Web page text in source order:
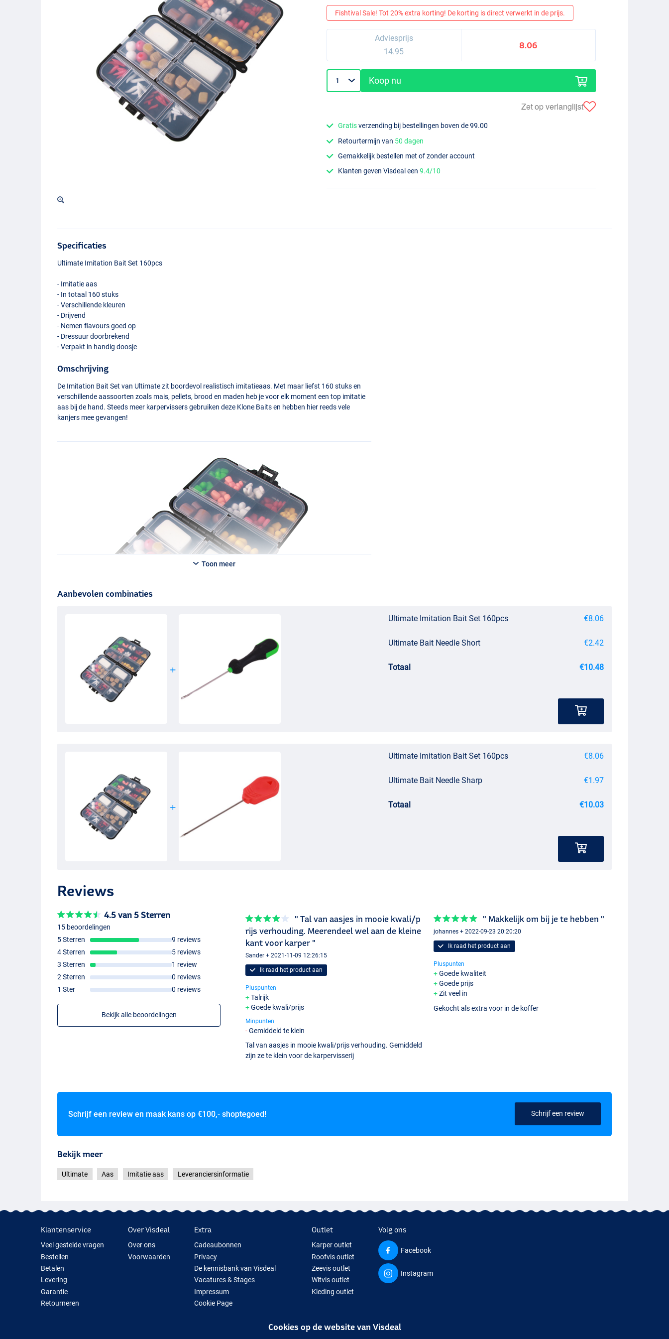
Fishtival Sale! Tot 20% extra korting! De korting is direct verwerkt in de prijs.
Adviesprijs
14.95
8.06
Koop nu
Zet op verlanglijst
Gratisverzending bij bestellingen boven de 99.00
Retourtermijn van 50 dagen
Gemakkelijk bestellen met of zonder account
Klanten geven Visdeal een9.4/10
Specificaties
Ultimate Imitation Bait Set 160pcs
- Imitatie aas
- In totaal 160 stuks
- Verschillende kleuren
- Drijvend
- Nemen flavours goed op
- Dressuur doorbrekend
- Verpakt in handig doosje
Omschrijving
De Imitation Bait Set van Ultimate zit boordevol realistisch imitatieaas. Met maar liefst 160 stuks en
verschillende aassoorten zoals mais, pellets, brood en maden heb je voor elk moment een top imitatie
aas bij de hand. Steeds meer karpervissers gebruiken deze Klone Baits en hebben hier reeds vele
kanjers mee gevangen!
Toon meer
Aanbevolen combinaties
Ultimate Imitation Bait Set 160pcs €8.06
Ultimate Bait Needle Short €2.42
Totaal €10.48
Ultimate Imitation Bait Set 160pcs €8.06
Ultimate Bait Needle Sharp €1.97
Totaal €10.03
Reviews
4.5 van 5 Sterren
15 beoordelingen
5 Sterren
9 reviews
4 Sterren
5 reviews
3 Sterren
1 review
2 Sterren
0 reviews
1 Ster
0 reviews
Bekijk alle beoordelingen
" Tal van aasjes in mooie kwali/p
rijs verhouding. Meerendeel wel aan de kleine
kant voor karper "
Sander + 2021-11-09 12:26:15
Ik raad het product aan
Pluspunten
Talrijk
Goede kwali/prijs
Minpunten
Gemiddeld te klein
Tal van aasjes in mooie kwali/prijs verhouding. Gemiddeld
zijn ze te klein voor de karpervisserij
" Makkelijk om bij je te hebben "
johannes + 2022-09-23 20:20:20
Ik raad het product aan
Pluspunten
Goede kwaliteit
Goede prijs
Zit veel in
Gekocht als extra voor in de koffer
Schrijf een review en maak kans op €100,- shoptegoed! Schrijf een review
Bekijk meer
Ultimate Aas Imitatie aas Leveranciersinformatie
Klantenservice
Veel gestelde vragen
Bestellen
Betalen
Levering
Garantie
Retourneren
Over Visdeal
Over ons
Voorwaarden
Extra
Cadeaubonnen
Privacy
De kennisbank van Visdeal
Vacatures & Stages
Impressum
Cookie Page
Outlet
Karper outlet
Roofvis outlet
Zeevis outlet
Witvis outlet
Kleding outlet
Volg ons
Facebook
Instagram
Cookies op de website van Visdeal